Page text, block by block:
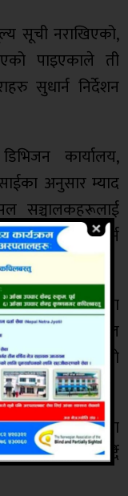
सूची नराखिएको,
पाइएकाले ती
सुधार्न निर्देशन
कार्यालय,
अनुसार म्याद
सञ्चालकहरूलाई
नगर्न
खाद्य प्रविधि तथा
निरीक्षक, नेपाल
सहभागिता रहेको
ध्यानमा
सञ्चालन गर्दै